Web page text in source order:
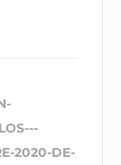
2020-DE-